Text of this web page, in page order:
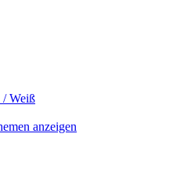
/ Weiß
anzeigen